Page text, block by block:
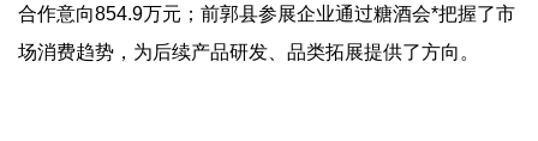
合作意向854.9万元；前郭县参展企业通过糖酒会*把握了市
场消费趋势，为后续产品研发、品类拓展提供了方向。